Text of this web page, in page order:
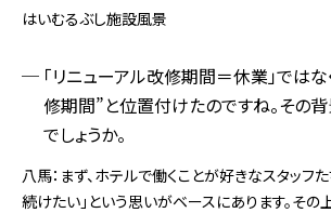
はいむるぶし施設風景
「リニューアル改修期間＝休業」ではな
修期間”と位置付けたのですね。その
でしょうか。
八馬：まず、ホテルで働くことが好きなスタッフ
続けたい」という思いがベースにあります。その